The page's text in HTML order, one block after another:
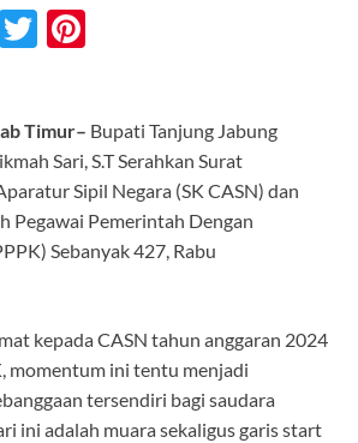
T
T
er es
t
Timur– Bupati Tanjung Jabung
Sari, S.T Serahkan Surat
Sipil Negara (SK CASN) dan
Pegawai Pemerintah Dengan
Sebanyak 427, Rabu
kepada CASN tahun anggaran 2024
momentum ini tentu menjadi
tersendiri bagi saudara
ini adalah muara sekaligus garis start